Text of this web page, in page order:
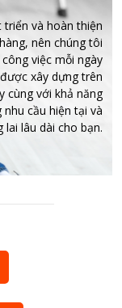
và hoàn thiện
nên chúng tôi
việc mỗi ngày
xây dựng trên
cùng với khả năng
cầu hiện tại và
lai lâu dài cho bạn.